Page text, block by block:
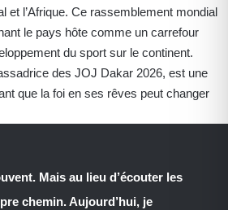
et l’Afrique. Ce rassemblement mondial
le pays hôte comme un carrefour
du sport sur le continent.
des JOJ Dakar 2026, est une
que la foi en ses rêves peut changer
Mais au lieu d’écouter les
chemin. Aujourd’hui, je